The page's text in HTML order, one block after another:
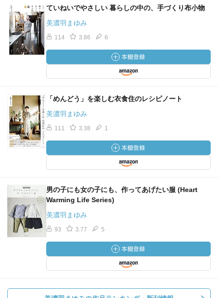
本で練習してから、ヒトに挑戦したりすんのもいいんでな
いのかなぁ。
そのとっかかりとしてね、本。
おススメ。
登校しなくっても別にいいっちゃいいんだろうけど、悪い
そんなクソみたいな学校で学ぶっていう実践ストーリーは
それはそれで面白いと思えるような心持ちを育てるために
も、やっぱり本いいよね。
絶対悪なんかいた日にゃ、
仲間との結束の強いこと強いこと。
逃げることも、避けることも大切なんだが、どっかで越え
ないと。
越えられなかった大人が、なにおれさんみたいに、、、い
つまでも魂の隅に残り続けて、、、
越えられるうちに越えられなかった壁が、歳をとってさら
に越えられなくなる壁になると思う。
若者よ。本を読みたまえ。
ていねいでやさしい 暮らしの中の、手づくり布小物
美濃羽まゆみ
114 3.86 6
「めんどう」を楽しむ衣食住のレシピノート
美濃羽まゆみ
111 3.38 1
男の子にも女の子にも、作ってあげたい服 (Heart
Warming Life Series)
美濃羽まゆみ
93 3.77 5